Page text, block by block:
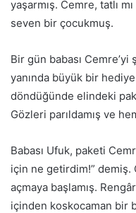
yaşarmış. Cemre, tatlı
seven bir çocukmuş.
Bir gün babası
yanında büyük bir
döndüğünde elindeki
Gözleri parıldamış ve
Babası Ufuk, paketi
için ne getirdim!”
açmaya başlamış.
içinden koskocaman bir